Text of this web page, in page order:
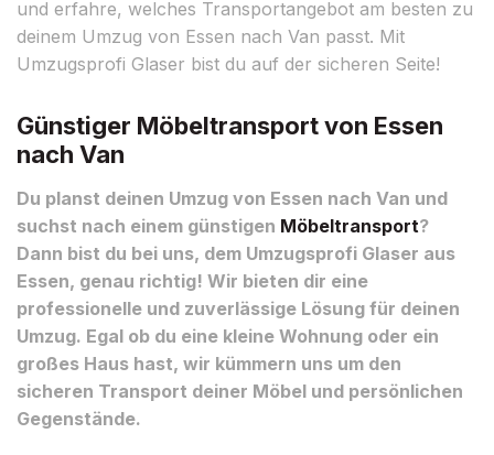
und erfahre, welches Transportangebot am besten zu
deinem Umzug von Essen nach Van passt. Mit
Umzugsprofi Glaser bist du auf der sicheren Seite!
Günstiger Möbeltransport von Essen
nach Van
Du planst deinen Umzug von Essen nach Van und
suchst nach einem günstigen Möbeltransport?
Dann bist du bei uns, dem Umzugsprofi Glaser aus
Essen, genau richtig! Wir bieten dir eine
professionelle und zuverlässige Lösung für deinen
Umzug. Egal ob du eine kleine Wohnung oder ein
großes Haus hast, wir kümmern uns um den
sicheren Transport deiner Möbel und persönlichen
Gegenstände.